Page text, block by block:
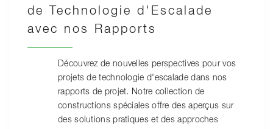
de Technologie d'Escalade
avec nos Rapports
Découvrez de nouvelles perspectives pour vos
projets de technologie d'escalade dans nos
rapports de projet. Notre collection de
constructions spéciales offre des aperçus sur
des solutions pratiques et des approches